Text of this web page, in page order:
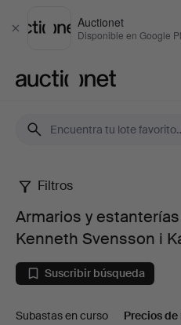
Cerrar
Auctionet
Disponible en Google
Armarios
estanterías
en
Filtros
Armarios y
Kenneth Svensson i
Suscribir búsqueda
Subastas en curso Precios